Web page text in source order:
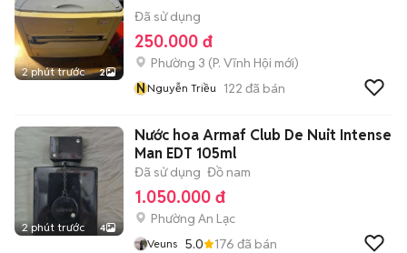
2 phút trước 2
Đã sử dụng
250.000 đ
Phường 3 (P. Vĩnh Hội mới)
NNguyễn Triều 122 đã bán
2 phút trước 4
Nước hoa Armaf Club De Nuit Intense
Man EDT 105ml
Đã sử dụng Đồ nam
1.050.000 đ
Phường An Lạc
Veuns 5.0 176 đã bán